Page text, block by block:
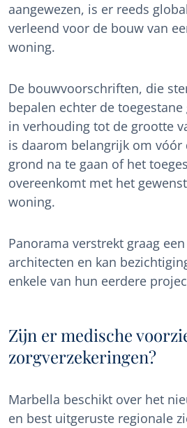
aangewezen, is er reeds
verleend voor de bouw van
woning.
De bouwvoorschriften, die
bepalen echter de
in verhouding tot de grootte
is daarom belangrijk om vóór
grond na te gaan of het
overeenkomt met het
woning.
Panorama verstrekt graag
architecten en kan
enkele van hun eerdere
Zijn er medische
zorgverzekeringen?
Marbella beschikt over het
en best uitgeruste regionale